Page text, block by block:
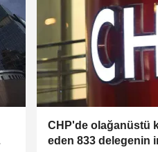
CHP'de olağanüstü
eden 833 delegenin